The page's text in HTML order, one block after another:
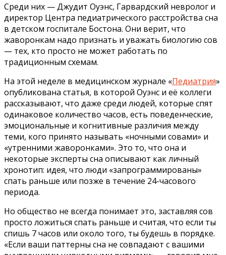
Среди них — Джудит Оуэнс, Гарвардский невролог и
директор Центра педиатрического расстройства сна
в детском госпитале Бостона. Они верит, что
жаворонкам надо признать и уважать биологию сов
— тех, кто просто не может работать по
традиционным схемам.
На этой неделе в медицинском журнале «Педиатрия»
опубликована статья, в которой Оуэнс и её коллеги
рассказывают, что даже среди людей, которые спят
одинаковое количество часов, есть поведенческие,
эмоциональные и когнитивные различия между
теми, кого принято называть «ночными совами» и
«утренними жаворонками». Это то, что она и
некоторые эксперты сна описывают как личный
хронотип: идея, что люди «запрограммированы»
спать раньше или позже в течение 24-часового
периода.
Но общество не всегда понимает это, заставляя сов
просто ложиться спать раньше и считая, что если ты
спишь 7 часов или около того, ты будешь в порядке.
«Если ваши паттерны сна не совпадают с вашими